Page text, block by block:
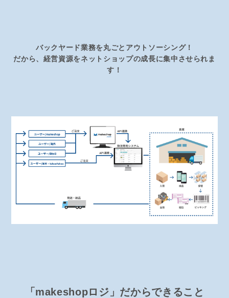
バックヤード業務を丸ごとアウトソーシング！
だから、経営資源をネットショップの成長に集中させられま
す！
「makeshopロジ」だからできること